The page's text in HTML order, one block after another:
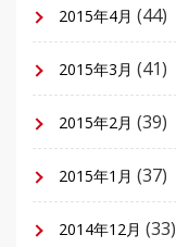
2015年4月 (44)
2015年3月 (41)
2015年2月 (39)
2015年1月 (37)
2014年12月 (33)